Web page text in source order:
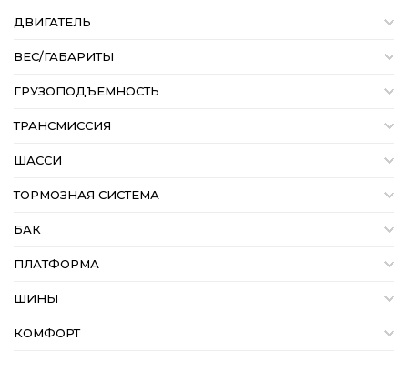
ДВИГАТЕЛЬ
ВЕС/ГАБАРИТЫ
ГРУЗОПОДЪЕМНОСТЬ
ТРАНСМИССИЯ
ШАССИ
ТОРМОЗНАЯ СИСТЕМА
БАК
ПЛАТФОРМА
ШИНЫ
КОМФОРТ